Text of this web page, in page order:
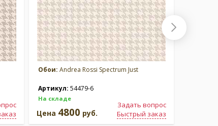
Обои: Andrea Rossi Spectrum Just
Артикул: 54479-6
На складе
Задать вопрос
Быстрый заказ
Цена 4800 руб.